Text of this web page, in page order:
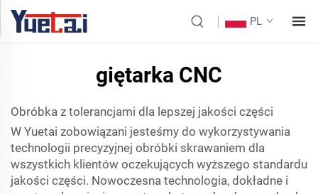
PL
giętarka CNC
Obróbka z tolerancjami dla lepszej jakości części
W Yuetai zobowiązani jesteśmy do wykorzystywania
technologii precyzyjnej obróbki skrawaniem dla
wszystkich klientów oczekujących wyższego standardu
jakości części. Nowoczesna technologia, dokładne i